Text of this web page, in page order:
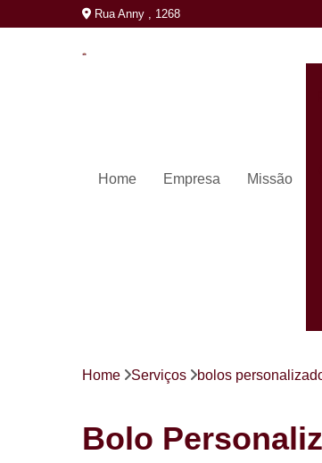
Rua Anny , 1268
Home Empresa Missão
Home Serviços bolos
Bolo